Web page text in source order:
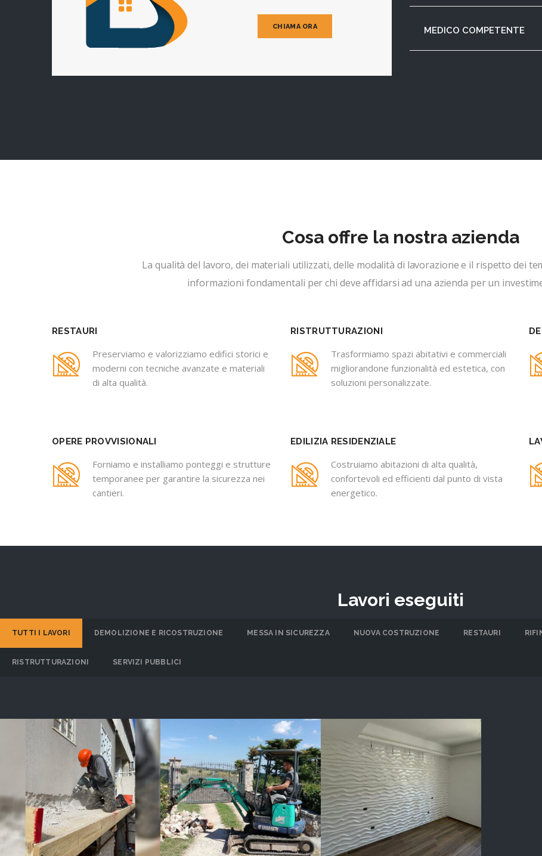
CHIAMA ORA MEDICO COMPETENTE
Cosa offre la nostra azienda
La qualità del lavoro, dei materiali utilizzati, delle modalità di lavorazione e il rispetto dei
informazioni fondamentali per chi deve affidarsi ad una azienda per un
RESTAURI
Preserviamo e valorizziamo edifici storici e
moderni con tecniche avanzate e materiali
di alta qualità.
RISTRUTTURAZIONI
Trasformiamo spazi abitativi e commerciali
migliorandone funzionalità ed estetica, con
soluzioni personalizzate.
OPERE PROVVISIONALI
Forniamo e installiamo ponteggi e strutture
temporanee per garantire la sicurezza nei
cantieri.
EDILIZIA RESIDENZIALE
Costruiamo abitazioni di alta qualità,
confortevoli ed efficienti dal punto di vista
energetico.
Lavori eseguiti
TUTTI I LAVORI DEMOLIZIONE E RICOSTRUZIONE MESSA IN SICUREZZA NUOVA COSTRUZIONE RESTAURI
RISTRUTTURAZIONI SERVIZI PUBBLICI
Nuova Costruzione #1
MOSTRA DI PIÙ
Demolizione e
Ricostruzione #1
MOSTRA DI PIÙ
Ristrutturazione #1
MOSTRA DI PIÙ